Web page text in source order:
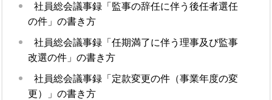
社員総会議事録「監事の辞任に伴う後任者選任
の件」の書き方
社員総会議事録「任期満了に伴う理事及び監事
改選の件」の書き方
社員総会議事録「定款変更の件（事業年度の変
更）」の書き方